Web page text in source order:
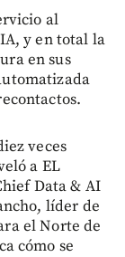
al
y en total la
en sus
veces
a EL
Data & AI
líder de
el Norte de
cómo se